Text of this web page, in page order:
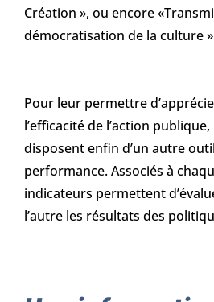
Création », ou encore
démocratisation de la culture
Pour leur permettre
l’efficacité de l’action
disposent enfin d’un autre
performance. Associés à
indicateurs permettent
l’autre les résultats des